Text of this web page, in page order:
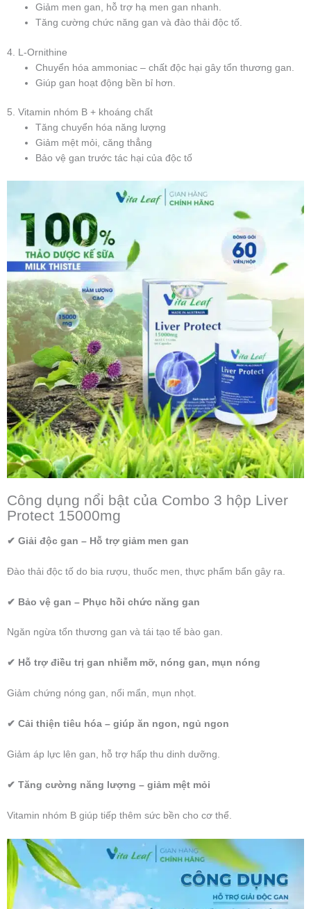
Giảm men gan, hỗ trợ hạ men gan nhanh.
Tăng cường chức năng gan và đào thải độc tố.
4. L-Ornithine
Chuyển hóa ammoniac – chất độc hại gây tổn thương gan.
Giúp gan hoạt động bền bỉ hơn.
5. Vitamin nhóm B + khoáng chất
Tăng chuyển hóa năng lượng
Giảm mệt mỏi, căng thẳng
Bảo vệ gan trước tác hại của độc tố
Công dụng nổi bật của Combo 3 hộp Liver
Protect 15000mg
✔ Giải độc gan – Hỗ trợ giảm men gan
Đào thải độc tố do bia rượu, thuốc men, thực phẩm bẩn gây ra.
✔ Bảo vệ gan – Phục hồi chức năng gan
Ngăn ngừa tổn thương gan và tái tạo tế bào gan.
✔ Hỗ trợ điều trị gan nhiễm mỡ, nóng gan, mụn nóng
Giảm chứng nóng gan, nổi mẩn, mụn nhọt.
✔ Cải thiện tiêu hóa – giúp ăn ngon, ngủ ngon
Giảm áp lực lên gan, hỗ trợ hấp thu dinh dưỡng.
✔ Tăng cường năng lượng – giảm mệt mỏi
Vitamin nhóm B giúp tiếp thêm sức bền cho cơ thể.